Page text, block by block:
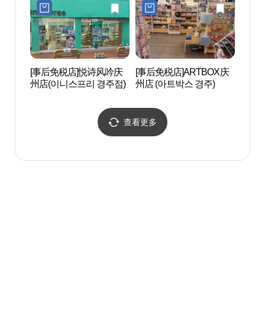
[事后免税店]悦诗风吟庆
州店(이니스프리 경주점)
[事后免税店]ARTBOX庆
州店 (아트박스 경주)
查看更多